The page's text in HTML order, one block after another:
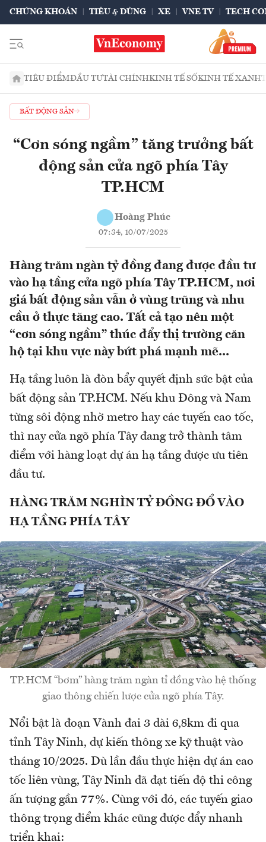
CHỨNG KHOÁN TIÊU & DÙNG XE VNE TV TECH
TIÊU ĐIỂMĐẦU TƯTÀI CHÍNHKINH TẾ SỐKINH TẾ XANH
BẤT ĐỘNG SẢN
“Cơn sóng ngầm” tăng trưởng bất
động sản cửa ngõ phía Tây
TP.HCM
Hoàng Phúc
07:34, 10/07/2025
Hàng trăm ngàn tỷ đồng đang được đầu tư
vào hạ tầng cửa ngõ phía Tây TP.HCM, nơi
giá bất động sản vẫn ở vùng trũng và nhu
cầu ở thực tăng cao. Tất cả tạo nên một
“cơn sóng ngầm” thúc đẩy thị trường căn
hộ tại khu vực này bứt phá mạnh mẽ...
Hạ tầng luôn là đòn bẩy quyết định sức bật của
bất động sản TP.HCM. Nếu khu Đông và Nam
từng sôi động nhờ metro hay các tuyến cao tốc,
thì nay cửa ngõ phía Tây đang trở thành tâm
điểm với hàng loạt dự án hạ tầng được ưu tiên
đầu tư.
HÀNG TRĂM NGHÌN TỶ ĐỒNG ĐỔ VÀO
HẠ TẦNG PHÍA TÂY
TP.HCM “bơm” hàng trăm ngàn tỉ đồng vào hệ thống
giao thông chiến lược cửa ngõ phía Tây.
Nổi bật là đoạn Vành đai 3 dài 6,8km đi qua
tỉnh Tây Ninh, dự kiến thông xe kỹ thuật vào
tháng 10/2025. Dù lần đầu thực hiện dự án cao
tốc liên vùng, Tây Ninh đã đạt tiến độ thi công
ấn tượng gần 77%. Cùng với đó, các tuyến giao
thông trọng điểm khác cũng được đẩy nhanh
triển khai: